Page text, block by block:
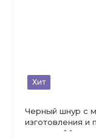
Хит
Черный шнур с
изготовления и
толщиной 1 мм.